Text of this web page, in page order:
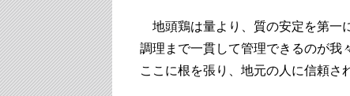
地頭鶏は量より、質の安定を第一
調理まで一貫して管理できるのが我
ここに根を張り、地元の人に信頼さ